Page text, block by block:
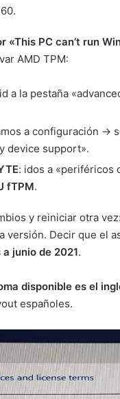
«This PC can’t run
AMD TPM:
a la pestaña
a configuración ->
device support».
: idos a «periféricos
fTPM.
y reiniciar otra
versión. Decir que el
junio de 2021.
disponible es el
españoles.